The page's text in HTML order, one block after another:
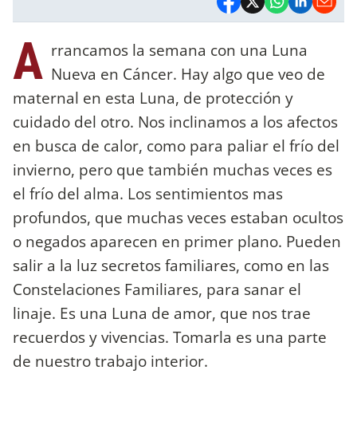
A rrancamos la semana con una Luna
Nueva en Cáncer. Hay algo que veo de
maternal en esta Luna, de protección y
cuidado del otro. Nos inclinamos a los afectos
en busca de calor, como para paliar el frío del
invierno, pero que también muchas veces es
el frío del alma. Los sentimientos mas
profundos, que muchas veces estaban ocultos
o negados aparecen en primer plano. Pueden
salir a la luz secretos familiares, como en las
Constelaciones Familiares, para sanar el
linaje. Es una Luna de amor, que nos trae
recuerdos y vivencias. Tomarla es una parte
de nuestro trabajo interior.